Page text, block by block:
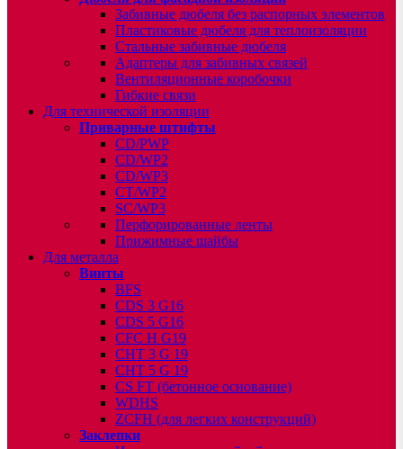
Забивные дюбеля без распорных элементов
Пластиковые дюбеля для теплоизоляции
Стальные забивные дюбеля
Адаптеры для забивных связей
Вентиляционные коробочки
Гибкие связи
Для технической изоляции
Приварные штифты
CD/PWP
CD/WP2
CD/WP3
CT/WP2
SC/WP3
Перфорированные ленты
Прижимные шайбы
Для металла
Винты
BFS
CDS 3 G16
CDS 5 G16
CFC H G19
CHT 3 G 19
CHT 5 G 19
CS FT (бетонное основание)
WDHS
ZCFH (для легких конструкций)
Заклепки